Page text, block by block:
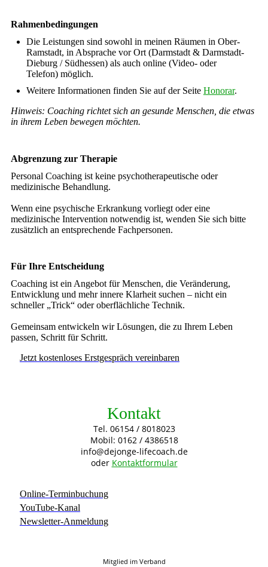
Rahmenbedingungen
Die Leistungen sind sowohl in meinen Räumen in Ober-
Ramstadt, in Absprache vor Ort (Darmstadt & Darmstadt-
Dieburg / Südhessen) als auch online (Video- oder
Telefon) möglich.
Weitere Informationen finden Sie auf der Seite Honorar.
Hinweis: Coaching richtet sich an gesunde Menschen, die etwas
in ihrem Leben bewegen möchten.
Abgrenzung zur Therapie
Personal Coaching ist keine psychotherapeutische oder
medizinische Behandlung.
Wenn eine psychische Erkrankung vorliegt oder eine
medizinische Intervention notwendig ist, wenden Sie sich bitte
zusätzlich an entsprechende Fachpersonen.
Für Ihre Entscheidung
Coaching ist ein Angebot für Menschen, die Veränderung,
Entwicklung und mehr innere Klarheit suchen – nicht ein
schneller „Trick“ oder oberflächliche Technik.
Gemeinsam entwickeln wir Lösungen, die zu Ihrem Leben
passen, Schritt für Schritt.
Jetzt kostenloses Erstgespräch vereinbaren
Kontakt
Tel. 06154 / 8018023
Mobil: 0162 / 4386518
info@dejonge-lifecoach.de
oder Kontaktformular
Online-Terminbuchung
YouTube-Kanal
Newsletter-Anmeldung
Mitglied im Verband